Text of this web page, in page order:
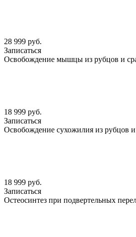
28 999 руб.
Записаться
Освобождение мышцы из рубцов и
18 999 руб.
Записаться
Освобождение сухожилия из рубцов
18 999 руб.
Записаться
Остеосинтез при подвертельных